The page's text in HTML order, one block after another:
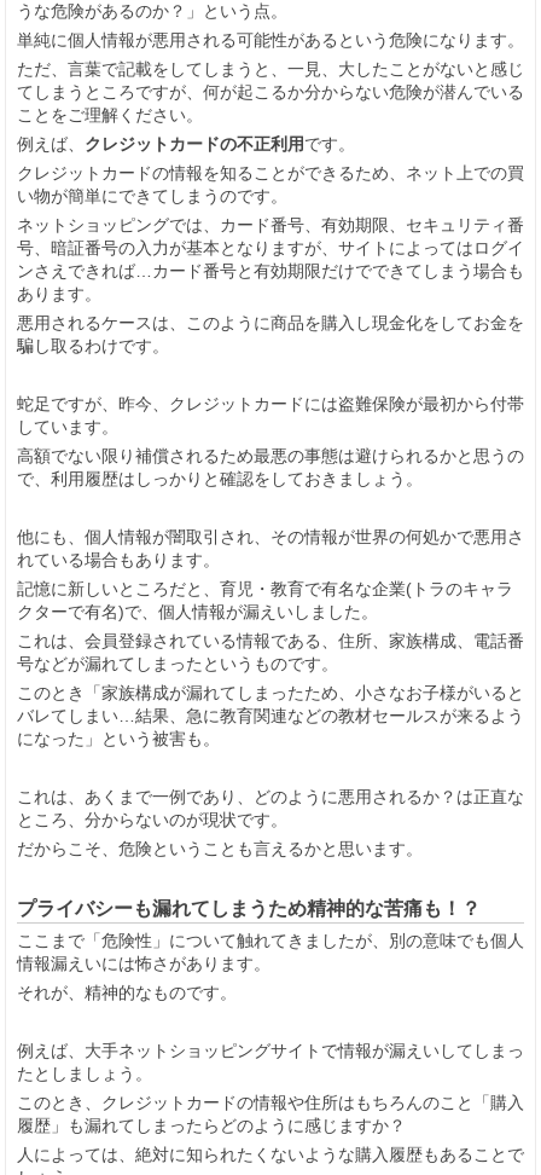
うな危険があるのか？」という点。
単純に個人情報が悪用される可能性があるという危険になります。
ただ、言葉で記載をしてしまうと、一見、大したことがないと感じ
てしまうところですが、何が起こるか分からない危険が潜んでいる
ことをご理解ください。
例えば、 クレジットカードの不正利用です。
クレジットカードの情報を知ることができるため、ネット上での買
い物が簡単にできてしまうのです。
ネットショッピングでは、カード番号、有効期限、セキュリティ番
号、暗証番号の入力が基本となりますが、サイトによってはログイ
ンさえできれば…カード番号と有効期限だけでできてしまう場合も
あります。
悪用されるケースは、このように商品を購入し現金化をしてお金を
騙し取るわけです。
蛇足ですが、昨今、クレジットカードには盗難保険が最初から付帯
しています。
高額でない限り補償されるため最悪の事態は避けられるかと思うの
で、利用履歴はしっかりと確認をしておきましょう。
他にも、個人情報が闇取引され、その情報が世界の何処かで悪用さ
れている場合もあります。
記憶に新しいところだと、育児・教育で有名な企業(トラのキャラ
クターで有名)で、個人情報が漏えいしました。
これは、会員登録されている情報である、住所、家族構成、電話番
号などが漏れてしまったというものです。
このとき「家族構成が漏れてしまったため、小さなお子様がいると
バレてしまい…結果、急に教育関連などの教材セールスが来るよう
になった」という被害も。
これは、あくまで一例であり、どのように悪用されるか？は正直な
ところ、分からないのが現状です。
だからこそ、危険ということも言えるかと思います。
プライバシーも漏れてしまうため精神的な苦痛も！？
ここまで「危険性」について触れてきましたが、別の意味でも個人
情報漏えいには怖さがあります。
それが、精神的なものです。
例えば、大手ネットショッピングサイトで情報が漏えいしてしまっ
たとしましょう。
このとき、クレジットカードの情報や住所はもちろんのこと「購入
履歴」も漏れてしまったらどのように感じますか？
人によっては、絶対に知られたくないような購入履歴もあることで